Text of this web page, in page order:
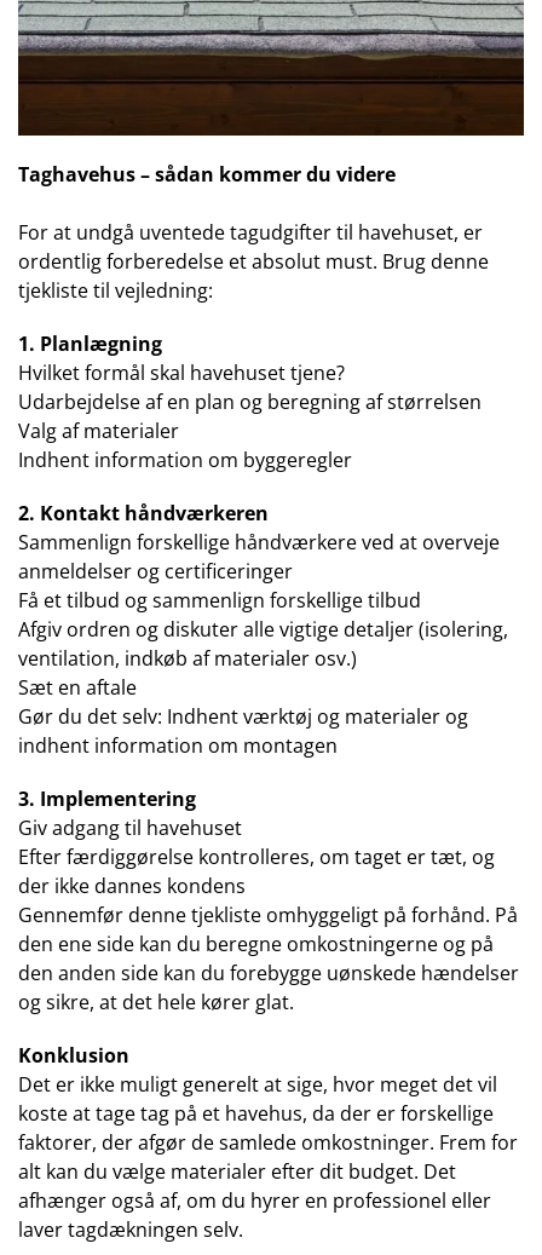
Taghavehus – sådan kommer du videre
For at undgå uventede tagudgifter til havehuset, er
ordentlig forberedelse et absolut must. Brug denne
tjekliste til vejledning:
1. Planlægning
Hvilket formål skal havehuset tjene?
Udarbejdelse af en plan og beregning af størrelsen
Valg af materialer
Indhent information om byggeregler
2. Kontakt håndværkeren
Sammenlign forskellige håndværkere ved at overveje
anmeldelser og certificeringer
Få et tilbud og sammenlign forskellige tilbud
Afgiv ordren og diskuter alle vigtige detaljer (isolering,
ventilation, indkøb af materialer osv.)
Sæt en aftale
Gør du det selv: Indhent værktøj og materialer og
indhent information om montagen
3. Implementering
Giv adgang til havehuset
Efter færdiggørelse kontrolleres, om taget er tæt, og
der ikke dannes kondens
Gennemfør denne tjekliste omhyggeligt på forhånd. På
den ene side kan du beregne omkostningerne og på
den anden side kan du forebygge uønskede hændelser
og sikre, at det hele kører glat.
Konklusion
Det er ikke muligt generelt at sige, hvor meget det vil
koste at tage tag på et havehus, da der er forskellige
faktorer, der afgør de samlede omkostninger. Frem for
alt kan du vælge materialer efter dit budget. Det
afhænger også af, om du hyrer en professionel eller
laver tagdækningen selv.